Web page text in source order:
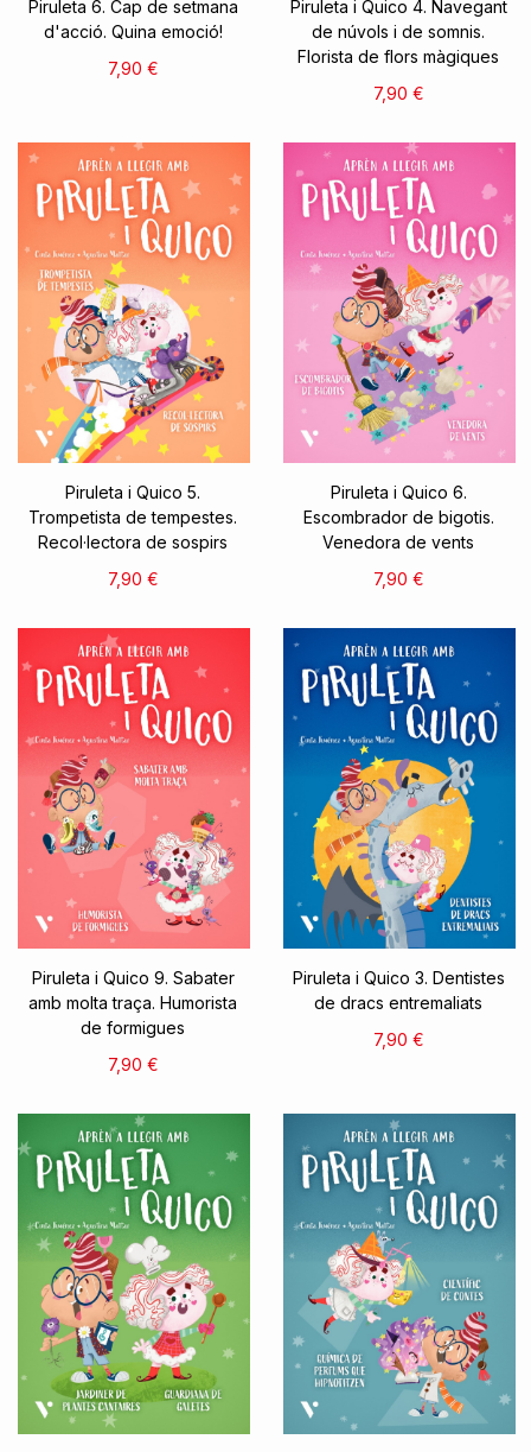
Piruleta 6. Cap de setmana
d'acció. Quina emoció!
7,90 €
Piruleta i Quico 4. Navegant
de núvols i de somnis.
Florista de flors màgiques
7,90 €
Piruleta i Quico 5.
Trompetista de tempestes.
Recol·lectora de sospirs
7,90 €
Piruleta i Quico 6.
Escombrador de bigotis.
Venedora de vents
7,90 €
Piruleta i Quico 9. Sabater
amb molta traça. Humorista
de formigues
7,90 €
Piruleta i Quico 3. Dentistes
de dracs entremaliats
7,90 €